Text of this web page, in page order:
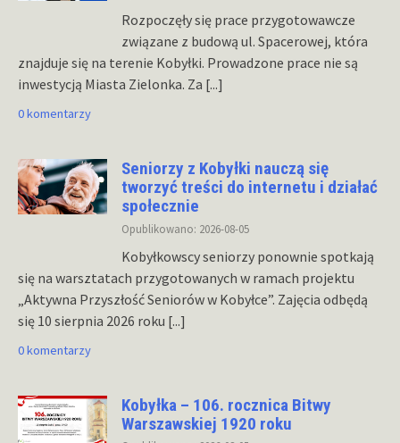
Rozpoczęły się prace przygotowawcze
związane z budową ul. Spacerowej, która
znajduje się na terenie Kobyłki. Prowadzone prace nie są
inwestycją Miasta Zielonka. Za [...]
0 komentarzy
Seniorzy z Kobyłki nauczą się
tworzyć treści do internetu i działać
społecznie
Opublikowano: 2026-08-05
Kobyłkowscy seniorzy ponownie spotkają
się na warsztatach przygotowanych w ramach projektu
„Aktywna Przyszłość Seniorów w Kobyłce”. Zajęcia odbędą
się 10 sierpnia 2026 roku [...]
0 komentarzy
Kobyłka – 106. rocznica Bitwy
Warszawskiej 1920 roku